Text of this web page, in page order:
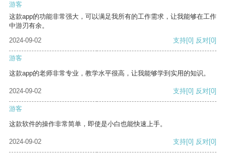
游客
这款app的功能非常强大，可以满足我所有的工作需求，让我能够在工作
中游刃有余。
2024-09-02
支持[0] 反对[0]
游客
这款app的老师非常专业，教学水平很高，让我能够学到实用的知识。
2024-09-02 支持[0] 反对[0]
游客
这款软件的操作非常简单，即使是小白也能快速上手。
2024-09-02 支持[0] 反对[0]